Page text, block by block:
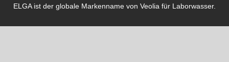
ELGA ist der globale Markenname von Veolia für Laborwasser.